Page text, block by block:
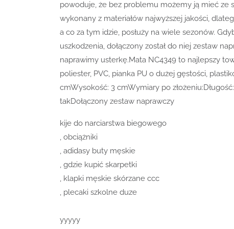
powoduje, że bez problemu możemy ją mieć ze
wykonany z materiałów najwyższej jakości,
a co za tym idzie, posłuży na wiele sezonów.
uszkodzenia, dołączony został do niej zestaw
naprawimy usterkę.Mata NC4349 to najlepszy
poliester, PVC, pianka PU o dużej gęstości,
cmWysokość: 3 cmWymiary po
takDołączony zestaw naprawczy
kije do narciarstwa biegowego
, obciążniki
, adidasy buty męskie
, gdzie kupić skarpetki
, klapki męskie skórzane ccc
, plecaki szkolne duze
yyyyy